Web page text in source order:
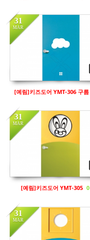
31
MAR
[예림]키즈도어 YMT-306 구름
31
MAR
키즈도어
[예림]키즈도어 YMT-305 0
31
MAR
키즈도어